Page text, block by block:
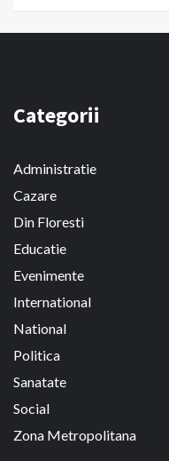
Categorii
Administratie
Cazare
Din Floresti
Educatie
Evenimente
International
National
Politica
Sanatate
Social
Zona Metropolitana